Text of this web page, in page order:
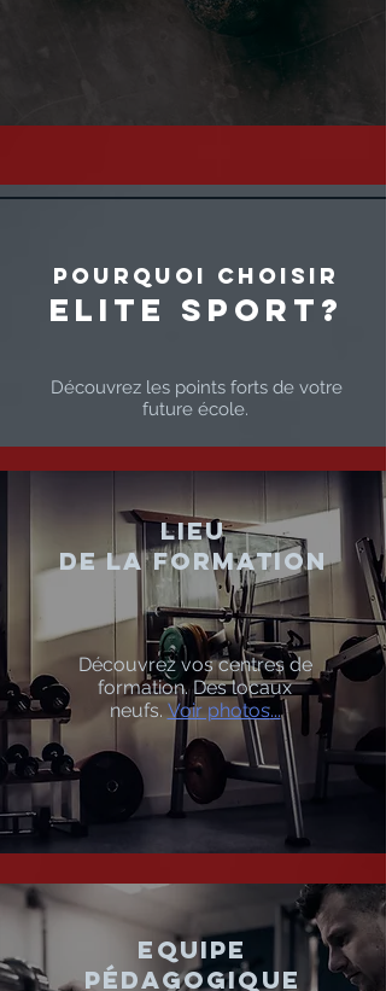
Découvrez les points forts de votre
future école.
Pourquoi choisir
Elite Sport?
Lieu
de la formation
Découvrez vos centres de
formation. Des locaux
neufs. Voir photos...
Equipe
pédagogique